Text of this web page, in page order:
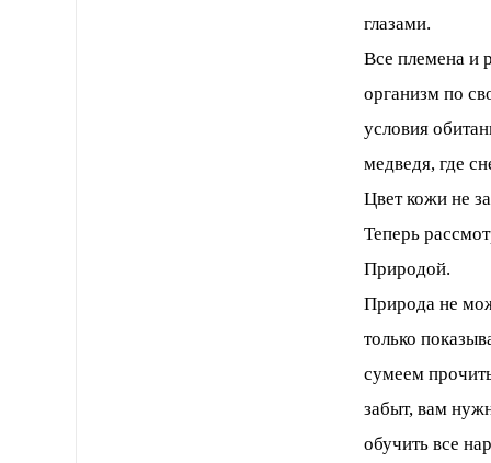
глазами.
Все племена и
организм по
условия
медведя, где
Цвет кожи не
Теперь
Природой.
Природа не
только
сумеем
забыт, вам
обучить все